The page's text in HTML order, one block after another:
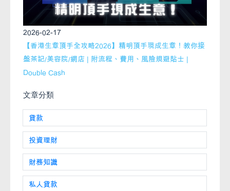
文章分類
貸款
投資理財
財務知識
私人貸款
2026-02-17
【香港生意頂手全攻略2026】精明頂手現成生意！教你接
盤茶記/美容院/網店 | 附流程、費用、風險規避貼士 |
Double Cash